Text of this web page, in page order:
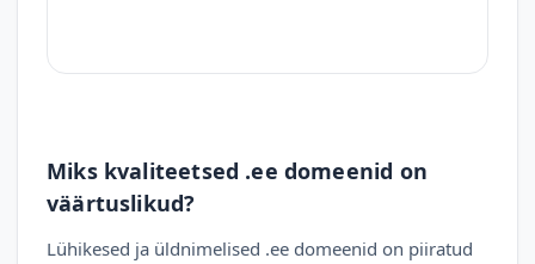
Miks kvaliteetsed .ee domeenid on
väärtuslikud?
Lühikesed ja üldnimelised .ee domeenid on piiratud